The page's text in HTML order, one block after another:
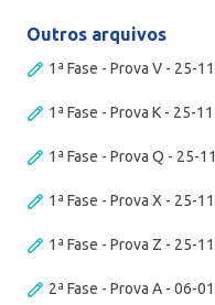
Outros arquivos
1ª Fase - Prova V - 25-
1ª Fase - Prova K - 25-
1ª Fase - Prova Q - 25-
1ª Fase - Prova X - 25-
1ª Fase - Prova Z - 25-
2ª Fase - Prova A - 06-